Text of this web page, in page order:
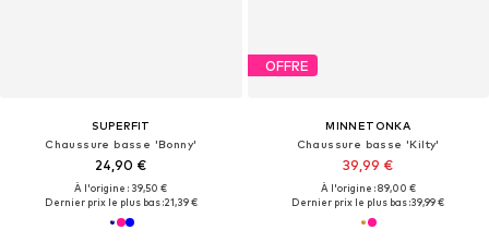
SUPERFIT
Chaussure basse 'Bonny'
24,90 €
À l'origine : 39,50 €
Dernier prix le plus bas :21,39 €
OFFRE
MINNETONKA
Chaussure basse 'Kilty'
39,99 €
À l'origine : 89,00 €
Dernier prix le plus bas :39,99 €